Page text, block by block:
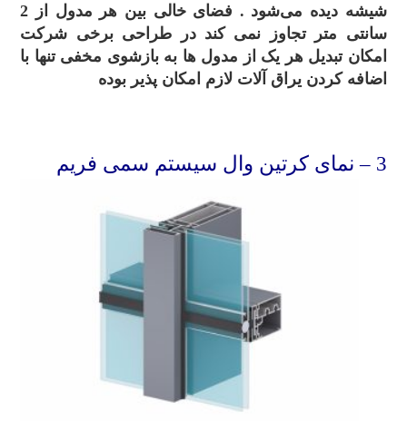
شیشه دیده می‌شود . فضای خالی بین هر مدول از 2
سانتی متر تجاوز نمی کند در طراحی برخی شرکت
امکان تبدیل هر یک از مدول ها به بازشوی مخفی تنها با
اضافه کردن یراق آلات لازم امکان پذیر بوده
3 – نمای کرتین وال سیستم سمی فریم